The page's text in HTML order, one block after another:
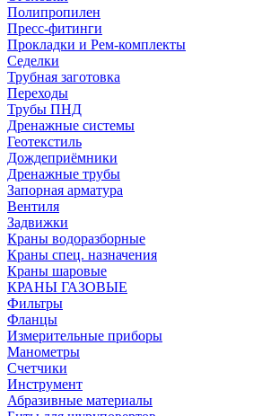
Полипропилен
Пресс-фитинги
Прокладки и Рем-комплекты
Седелки
Трубная заготовка
Переходы
Трубы ПНД
Дренажные системы
Геотекстиль
Дождеприёмники
Дренажные трубы
Запорная арматура
Вентиля
Задвижки
Краны водоразборные
Краны спец. назначения
Краны шаровые
КРАНЫ ГАЗОВЫЕ
Фильтры
Фланцы
Измерительные приборы
Манометры
Счетчики
Инструмент
Абразивные материалы